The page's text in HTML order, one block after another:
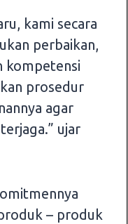
kami secara
perbaikan,
kompetensi
prosedur
agar
ujar
– produk